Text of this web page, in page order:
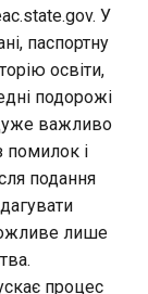
У
паспортну
освіти,
подорожі
важливо
помилок і
подання
лише
процес